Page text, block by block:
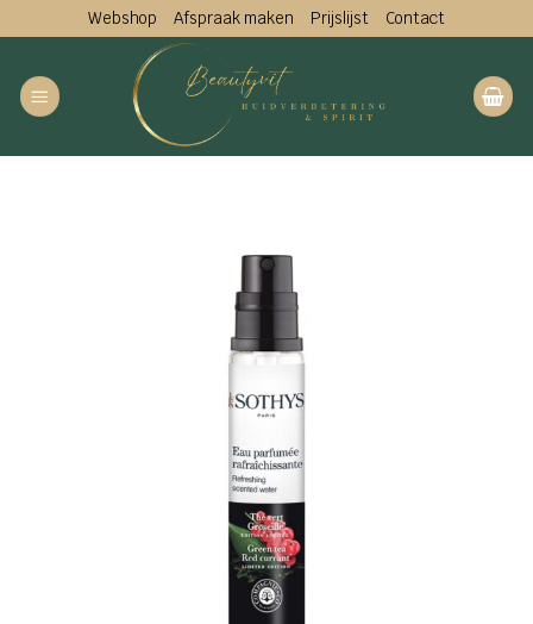
naar
inhoud
Webshop Afspraak maken Prijslijst Contact